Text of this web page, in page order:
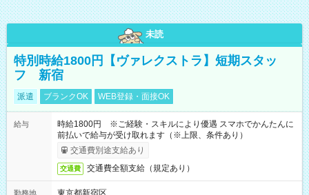
未読
特別時給1800円【ヴァレクストラ】短期スタッ
フ 新宿
派遣 ブランクOK WEB登録・面接OK
給与
時給1800円 ※ご経験・スキルにより優遇 スマホでかんたんに
前払いで給与が受け取れます（※上限、条件あり）
交通費別途支給あり
交通費 交通費全額支給（規定あり）
勤務地
東京都新宿区